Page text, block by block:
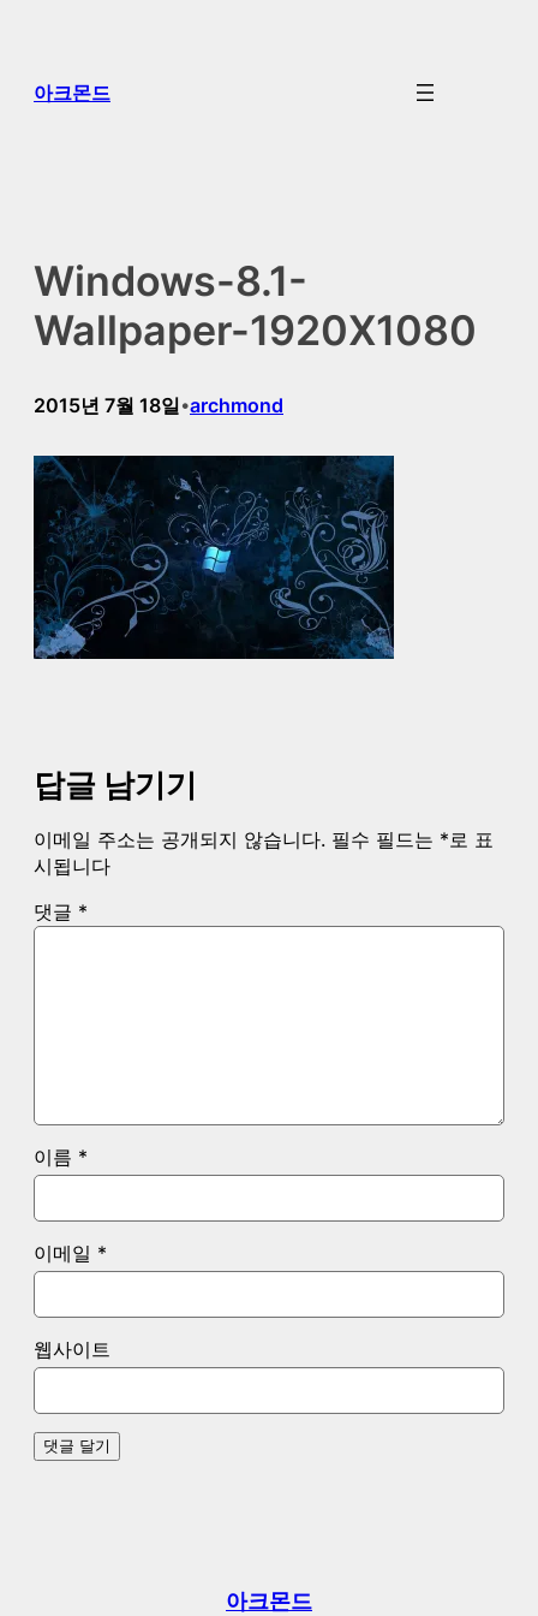
아크몬드
Windows-8.1-
Wallpaper-1920X1080
2015년 7월 18일•archmond
답글 남기기
이메일 주소는 공개되지 않습니다. 필수 필드는 *로 표
시됩니다
댓글 *
이름 *
이메일 *
웹사이트
아크몬드